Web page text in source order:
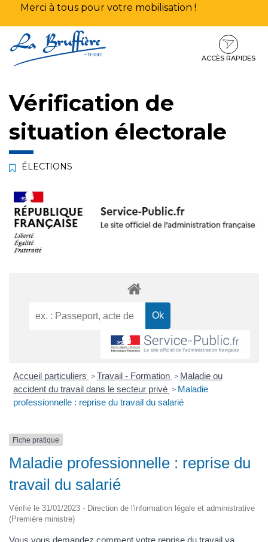
Merci à tous pour votre mobilisation !
au
contenu
au
ACCÈS RAPIDES
Vérification de
situation électorale
ÉLECTIONS
Accueil particuliers > Travail - Formation > Maladie ou
accident du travail dans le secteur privé > Maladie
professionnelle : reprise du travail du salarié
Fiche pratique
Maladie professionnelle : reprise du
travail du salarié
Vérifié le 31/01/2023 - Direction de l'information légale et administrative
(Première ministre)